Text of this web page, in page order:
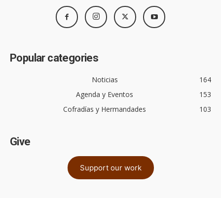
Popular categories
Noticias
164
Agenda y Eventos
153
Cofradías y Hermandades
103
Give
Support our work